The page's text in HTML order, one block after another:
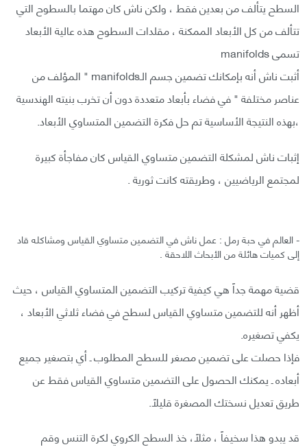
السطح يتألف من بعدين فقط ، ولكن ناش كان مهتما بالسطوح التي
تتألف من كل الأبعاد الممكنة ، مقلدات السطوح هذه عالية الأبعاد
تسمى manifolds
أثبت ناش أنه بإمكانك تضمين جسم الـmanifolds " المؤلف من
عناصر مختلفة " في فضاء بأبعاد متعددة دون أن تخرب بنيته الهندسية
،بهذه النتيجة الأساسية تم حل فكرة التضمين المتساوي الأبعاد.
إثبات ناش لمشكلة التضمين متساوي القياس كان مفاجأة كبيرة
لمجتمع الرياضيين ، وطريقته كانت ثورية .
- العالم في حبة رمل : عمل ناش في التضمين متساوي القياس ومشاكله قاد
إلى كميات هائلة من الأبحاث اللاحقة .
قضية مهمة جداً هي كيفية تركيب التضمين المتساوي القياس ، حيث
أظهر أنه للتضمين متساوي القياس لسطح في فضاء ثلاثي الأبعاد ،
يكفي تصغيره.
فإذا حصلت على تضمين مصغر للسطح المطلوب ـ أي بتصغير جميع
أبعاده ـ يمكنك الحصول على التضمين متساوي القياس فقط عن
طريق تعديل نسختك المصغرة قليلاً.
قد يبدو هذا سخيفاً ، مثلاً، خذ السطح الكروي لكرة التنس وقم